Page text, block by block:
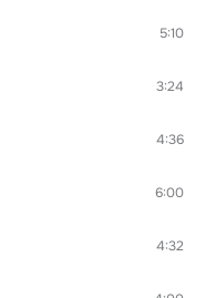
5:10
3:24
4:36
6:00
4:32